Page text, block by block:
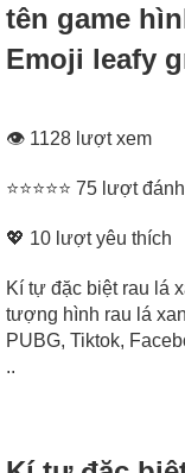
tên game
Emoji leafy
👁 1128 lượt xem
⭐⭐⭐⭐⭐ 75 lượt
💖 10 lượt yêu thích
Kí tự đặc biệt rau lá
tượng hình rau lá
PUBG, Tiktok,
..